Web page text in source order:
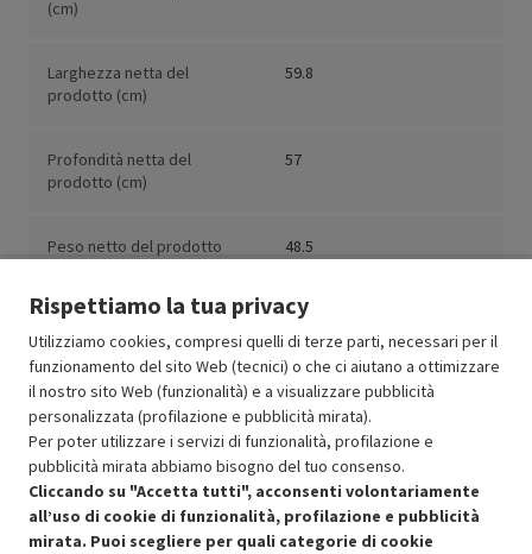
(cm)
Larghezza netta del
prodotto (cm)
59.8
Profondità netta del
prodotto (cm)
57
Peso netto del prodotto
48.5
Resi e garanzie
Stato prodotti
Rispettiamo la tua privacy
Utilizziamo cookies, compresi quelli di terze parti, necessari per il
funzionamento del sito Web (tecnici) o che ci aiutano a ottimizzare
il nostro sito Web (funzionalità) e a visualizzare pubblicità
personalizzata (profilazione e pubblicità mirata).
Per poter utilizzare i servizi di funzionalità, profilazione e
pubblicità mirata abbiamo bisogno del tuo consenso.
Cliccando su "Accetta tutti", acconsenti volontariamente
all’uso di cookie di funzionalità, profilazione e pubblicità
mirata. Puoi scegliere per quali categorie di cookie